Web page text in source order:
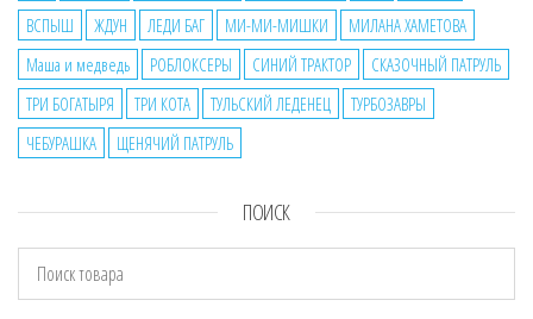
ВСПЫШ
ЖДУН ЛЕДИ БАГ МИ-МИ-МИШКИ
МИЛАНА ХАМЕТОВА
Маша и медведь
РОБЛОКСЕРЫ СИНИЙ ТРАКТОР
СКАЗОЧНЫЙ ПАТРУЛЬ
ТРИ БОГАТЫРЯ
ТРИ КОТА ТУЛЬСКИЙ ЛЕДЕНЕЦ
ТУРБОЗАВРЫ
ЧЕБУРАШКА
ЩЕНЯЧИЙ ПАТРУЛЬ
ПОИСК